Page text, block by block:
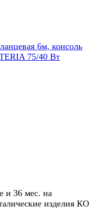
6м, консоль
75/40 Вт
и 36 мес. на
изделия КО